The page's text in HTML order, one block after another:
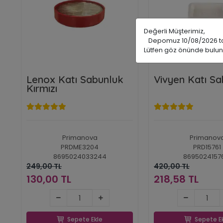
Lenox Katı Sabunluk
Kırmızı
Primanova
PRDME3204
8695024033244
249,00 TL
130,00 TL
Sepete Ekle
Vivyen Katı
PRD15761
420,00 TL
218,58 TL
Sepete
Değerli Müşterimiz,
Depomuz 10/08/2026
Lütfen göz önünde